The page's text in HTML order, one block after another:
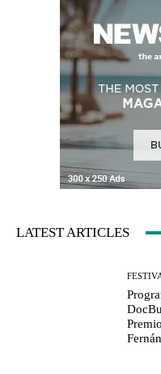
LATEST ARTICLES